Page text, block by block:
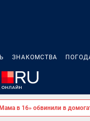
ЗНАКОМСТВА
в 16» обвинили в